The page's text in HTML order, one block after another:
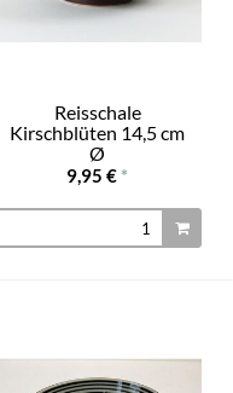
Reisschale
Kirschblüten 14,5 cm
Ø
9,95 € *